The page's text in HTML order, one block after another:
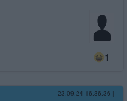
1
23.09.24 16:36:36 |